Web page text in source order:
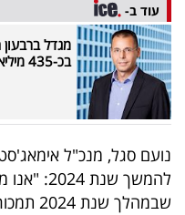
עקבו
אחרינו:
עוד ב-
מגדל
בכ-435 מיליארד שקל
נועם סגל, מנכ"ל
להמשך